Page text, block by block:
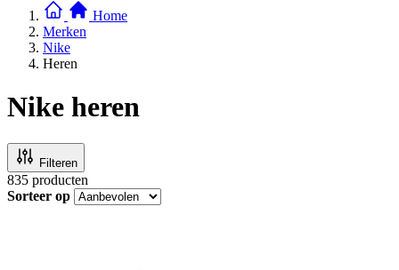
Home
Merken
Nike
Heren
Nike heren
Filteren
835 producten
Sorteer op